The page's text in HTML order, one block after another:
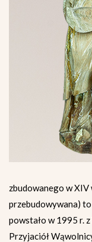
zbudowanego w
przebudowywana)
powstało w 1995 r.
Przyjaciół